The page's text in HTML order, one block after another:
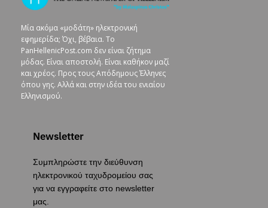
Μία ακόμα «μοδάτη» ηλεκτρονική
εφημερίδα; Όχι, βέβαια. To
PanHellenicPost.com δεν είναι ζήτημα
μόδας. Είναι αποστολή. Είναι καθήκον μαζί
και χρέος. Προς τους Απόδημους Έλληνες
όπου γης. Αλλά και στην ιδέα του ενιαίου
Ελληνισμού.
Newsletter
Συμπληρώστε την διεύθυνση
ηλεκτρονικού ταχυδρομείου σας
για να εγγραφείτε στο newsletter
μας.